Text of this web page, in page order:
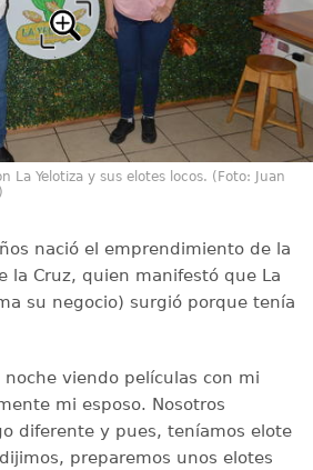
La Yelotiza y sus elotes locos. (Foto: Juan
nació el emprendimiento de la
la Cruz, quien manifestó que La
su negocio) surgió porque tenía
noche viendo películas con mi
mi esposo. Nosotros
diferente y pues, teníamos elote
preparemos unos elotes